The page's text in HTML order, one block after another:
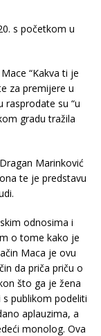
s početkom u
“Kakva ti je
za premijere u
rasprodate su “u
gradu tražila
Marinković
te je predstavu
odnosima i
o tome kako je
Maca je ovu
da priča priču o
što ga je žena
s publikom podeliti
aplauzima, a
monolog. Ova